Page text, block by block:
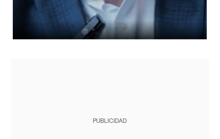
PUBLICIDAD